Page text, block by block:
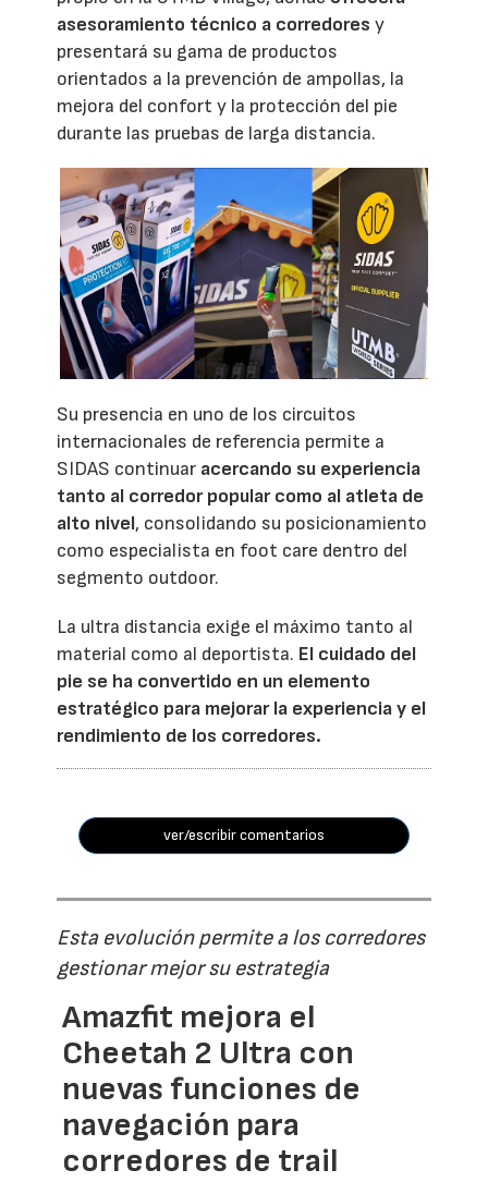
asesoramiento técnico a corredores y
presentará su gama de productos
orientados a la prevención de ampollas, la
mejora del confort y la protección del pie
durante las pruebas de larga distancia.
Su presencia en uno de los circuitos
internacionales de referencia permite a
SIDAS continuar acercando su experiencia
tanto al corredor popular como al atleta de
alto nivel, consolidando su posicionamiento
como especialista en foot care dentro del
segmento outdoor.
La ultra distancia exige el máximo tanto al
material como al deportista. El cuidado del
pie se ha convertido en un elemento
estratégico para mejorar la experiencia y el
rendimiento de los corredores.
ver/escribir comentarios
Esta evolución permite a los corredores
gestionar mejor su estrategia
Amazfit mejora el
Cheetah 2 Ultra con
nuevas funciones de
navegación para
corredores de trail